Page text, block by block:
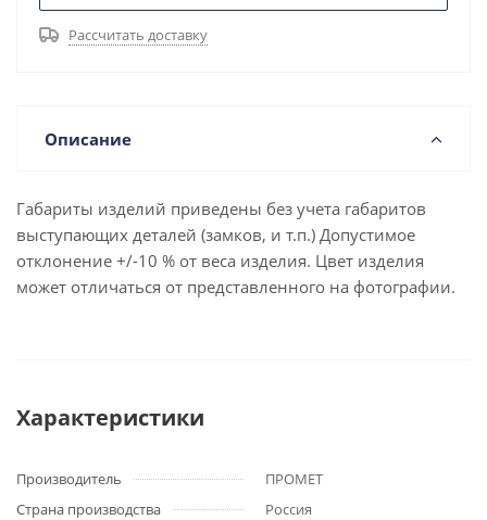
Рассчитать доставку
Описание
Габариты изделий приведены без учета габаритов
выступающих деталей (замков, и т.п.) Допустимое
отклонение +/-10 % от веса изделия. Цвет изделия
может отличаться от представленного на фотографии.
Характеристики
Производитель
ПРОМЕТ
Страна производства
Россия